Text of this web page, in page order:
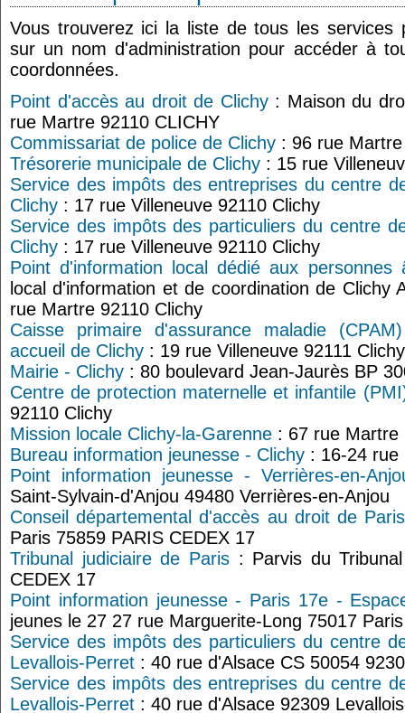
Vous trouverez ici la liste de tous les services
sur un nom d'administration pour accéder à
coordonnées.
Point d'accès au droit de Clichy: Maison du
rue Martre 92110 CLICHY
Commissariat de police de Clichy : 96 rue
Trésorerie municipale de Clichy : 15 rue
Service des impôts des entreprises du centre
Clichy : 17 rue Villeneuve 92110 Clichy
Service des impôts des particuliers du centre
Clichy : 17 rue Villeneuve 92110 Clichy
Point d'information local dédié aux personnes
local d'information et de coordination de Clichy
rue Martre 92110 Clichy
Caisse primaire d'assurance maladie
accueil de Clichy : 19 rue Villeneuve 92111 Clichy
Mairie - Clichy : 80 boulevard Jean-Jaurès BP
Centre de protection maternelle et infantile
92110 Clichy
Mission locale Clichy-la-Garenne : 67 rue Martre
Bureau information jeunesse - Clichy : 16-24 rue
Point information jeunesse - Verrières-en-
Saint-Sylvain-d'Anjou 49480 Verrières-en-Anjou
Conseil départemental d'accès au droit de Paris
Paris 75859 PARIS CEDEX 17
Tribunal judiciaire de Paris: Parvis du
CEDEX 17
Point information jeunesse - Paris 17e -
jeunes le 27 27 rue Marguerite-Long 75017 Paris
Service des impôts des particuliers du centre
Levallois-Perret : 40 rue d'Alsace CS 50054
Service des impôts des entreprises du centre
Levallois-Perret : 40 rue d'Alsace 92309